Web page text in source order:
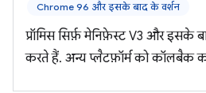
Chrome 96 और इसके बाद के वर्शन
प्रॉमिस सिर्फ़ मेनिफ़ेस्ट V3 और इसके
करते हैं. अन्य प्लैटफ़ॉर्म को कॉलबैक